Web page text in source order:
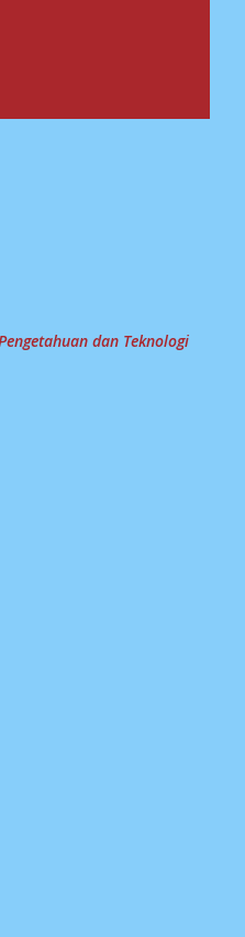
dan Teknologi